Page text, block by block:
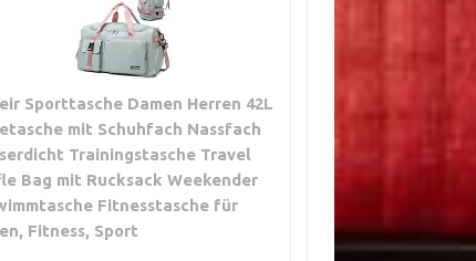
Sporttasche Damen Herren 42L
mit Schuhfach Nassfach
Trainingstasche Travel
Bag mit Rucksack Weekender
Fitnesstasche für
Fitness, Sport